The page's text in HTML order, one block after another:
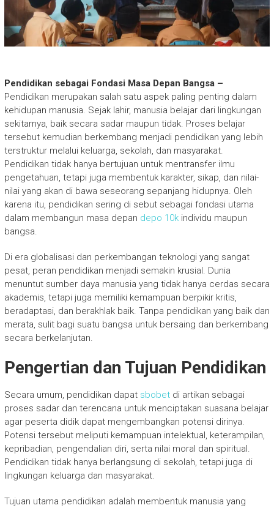
Pendidikan sebagai Fondasi Masa Depan Bangsa –
Pendidikan merupakan salah satu aspek paling penting dalam
kehidupan manusia. Sejak lahir, manusia belajar dari lingkungan
sekitarnya, baik secara sadar maupun tidak. Proses belajar
tersebut kemudian berkembang menjadi pendidikan yang lebih
terstruktur melalui keluarga, sekolah, dan masyarakat.
Pendidikan tidak hanya bertujuan untuk mentransfer ilmu
pengetahuan, tetapi juga membentuk karakter, sikap, dan nilai-
nilai yang akan di bawa seseorang sepanjang hidupnya. Oleh
karena itu, pendidikan sering di sebut sebagai fondasi utama
dalam membangun masa depan depo 10kindividu maupun
bangsa.
Di era globalisasi dan perkembangan teknologi yang sangat
pesat, peran pendidikan menjadi semakin krusial. Dunia
menuntut sumber daya manusia yang tidak hanya cerdas secara
akademis, tetapi juga memiliki kemampuan berpikir kritis,
beradaptasi, dan berakhlak baik. Tanpa pendidikan yang baik dan
merata, sulit bagi suatu bangsa untuk bersaing dan berkembang
secara berkelanjutan.
Pengertian dan Tujuan Pendidikan
Secara umum, pendidikan dapat sbobet di artikan sebagai
proses sadar dan terencana untuk menciptakan suasana belajar
agar peserta didik dapat mengembangkan potensi dirinya.
Potensi tersebut meliputi kemampuan intelektual, keterampilan,
kepribadian, pengendalian diri, serta nilai moral dan spiritual.
Pendidikan tidak hanya berlangsung di sekolah, tetapi juga di
lingkungan keluarga dan masyarakat.
Tujuan utama pendidikan adalah membentuk manusia yang